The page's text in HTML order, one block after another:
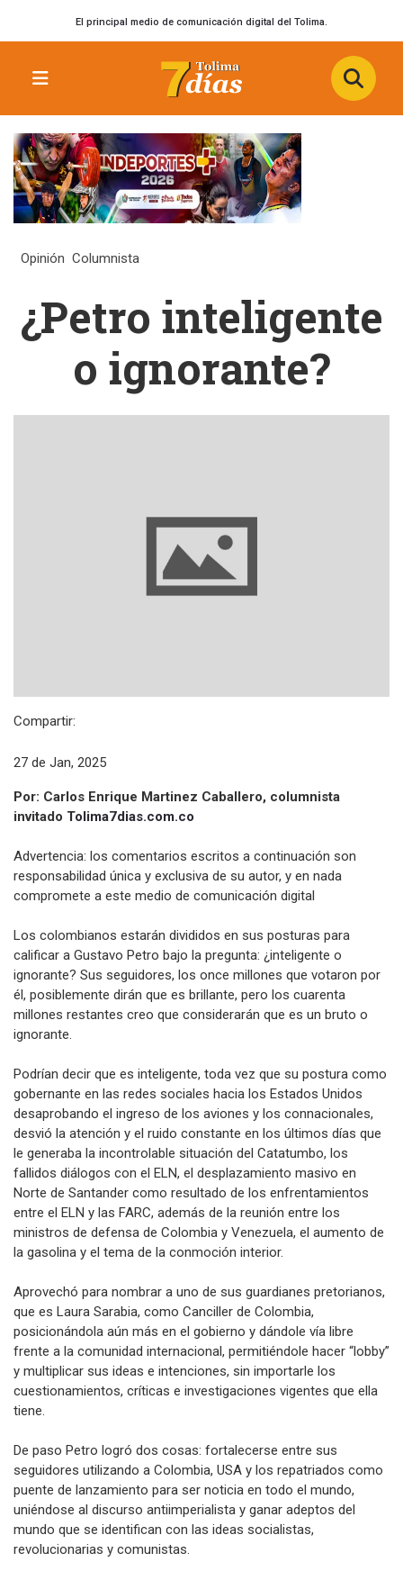
El principal medio de comunicación digital del Tolima.
Opinión Columnista
¿Petro inteligente
o ignorante?
Compartir:
27 de Jan, 2025
Por: Carlos Enrique Martinez Caballero, columnista
invitado Tolima7dias.com.co
Advertencia: los comentarios escritos a continuación son
responsabilidad única y exclusiva de su autor, y en nada
compromete a este medio de comunicación digital
Los colombianos estarán divididos en sus posturas para
calificar a Gustavo Petro bajo la pregunta: ¿inteligente o
ignorante? Sus seguidores, los once millones que votaron por
él, posiblemente dirán que es brillante, pero los cuarenta
millones restantes creo que considerarán que es un bruto o
ignorante.
Podrían decir que es inteligente, toda vez que su postura como
gobernante en las redes sociales hacia los Estados Unidos
desaprobando el ingreso de los aviones y los connacionales,
desvió la atención y el ruido constante en los últimos días que
le generaba la incontrolable situación del Catatumbo, los
fallidos diálogos con el ELN, el desplazamiento masivo en
Norte de Santander como resultado de los enfrentamientos
entre el ELN y las FARC, además de la reunión entre los
ministros de defensa de Colombia y Venezuela, el aumento de
la gasolina y el tema de la conmoción interior.
Aprovechó para nombrar a uno de sus guardianes pretorianos,
que es Laura Sarabia, como Canciller de Colombia,
posicionándola aún más en el gobierno y dándole vía libre
frente a la comunidad internacional, permitiéndole hacer “lobby”
y multiplicar sus ideas e intenciones, sin importarle los
cuestionamientos, críticas e investigaciones vigentes que ella
tiene.
De paso Petro logró dos cosas: fortalecerse entre sus
seguidores utilizando a Colombia, USA y los repatriados como
puente de lanzamiento para ser noticia en todo el mundo,
uniéndose al discurso antiimperialista y ganar adeptos del
mundo que se identifican con las ideas socialistas,
revolucionarias y comunistas.